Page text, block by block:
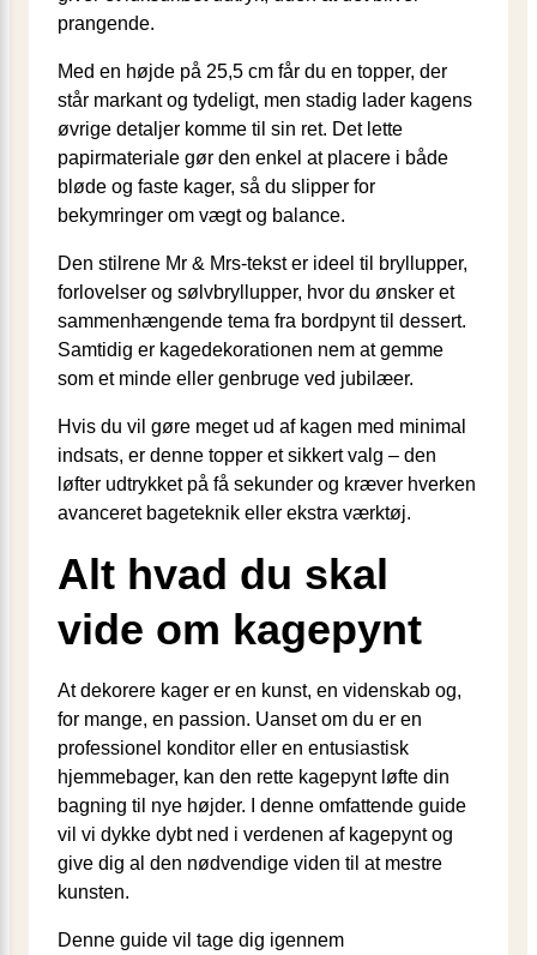
prangende.
Med en højde på 25,5 cm får du en topper, der
står markant og tydeligt, men stadig lader kagens
øvrige detaljer komme til sin ret. Det lette
papirmateriale gør den enkel at placere i både
bløde og faste kager, så du slipper for
bekymringer om vægt og balance.
Den stilrene Mr & Mrs-tekst er ideel til bryllupper,
forlovelser og sølvbryllupper, hvor du ønsker et
sammenhængende tema fra bordpynt til dessert.
Samtidig er kagedekorationen nem at gemme
som et minde eller genbruge ved jubilæer.
Hvis du vil gøre meget ud af kagen med minimal
indsats, er denne topper et sikkert valg – den
løfter udtrykket på få sekunder og kræver hverken
avanceret bageteknik eller ekstra værktøj.
Alt hvad du skal
vide om kagepynt
At dekorere kager er en kunst, en videnskab og,
for mange, en passion. Uanset om du er en
professionel konditor eller en entusiastisk
hjemmebager, kan den rette kagepynt løfte din
bagning til nye højder. I denne omfattende guide
vil vi dykke dybt ned i verdenen af kagepynt og
give dig al den nødvendige viden til at mestre
kunsten.
Denne guide vil tage dig igennem